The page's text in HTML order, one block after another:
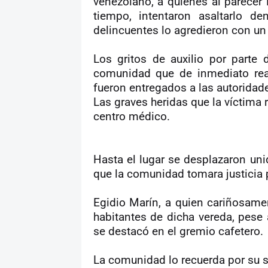
tiempo, intentaron asaltarlo
delincuentes lo agredieron con
Los gritos de auxilio por parte
comunidad que de inmediato
fueron entregados a las
Las graves heridas que la
centro médico.
Hasta el lugar se desplazaron
que la comunidad tomara justicia
Egidio Marín, a quien
habitantes de dicha vereda,
se destacó en el gremio cafetero.
La comunidad lo recuerda por su